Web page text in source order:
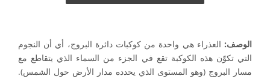
الوصف: العذراء هي واحدة من كوكبات دائرة البروج، أي أن النجوم
التي تكوّن هذه الكوكبة تقع في الجزء من السماء الذي يتقاطع مع
مسار البروج (وهو المستوى الذي يحدده مدار الأرض حول الشمس).